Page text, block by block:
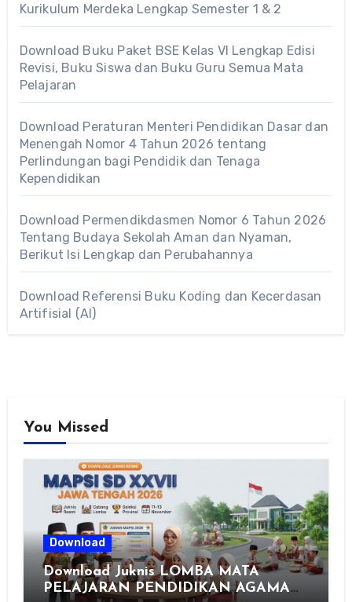
Kurikulum Merdeka Lengkap Semester 1 & 2
Download Buku Paket BSE Kelas VI Lengkap Edisi
Revisi, Buku Siswa dan Buku Guru Semua Mata
Pelajaran
Download Peraturan Menteri Pendidikan Dasar dan
Menengah Nomor 4 Tahun 2026 tentang
Perlindungan bagi Pendidik dan Tenaga
Kependidikan
Download Permendikdasmen Nomor 6 Tahun 2026
Tentang Budaya Sekolah Aman dan Nyaman,
Berikut Isi Lengkap dan Perubahannya
Download Referensi Buku Koding dan Kecerdasan
Artifisial (AI)
You Missed
Download
Download Juknis LOMBA MATA
PELAJARAN PENDIDIKAN AGAMA